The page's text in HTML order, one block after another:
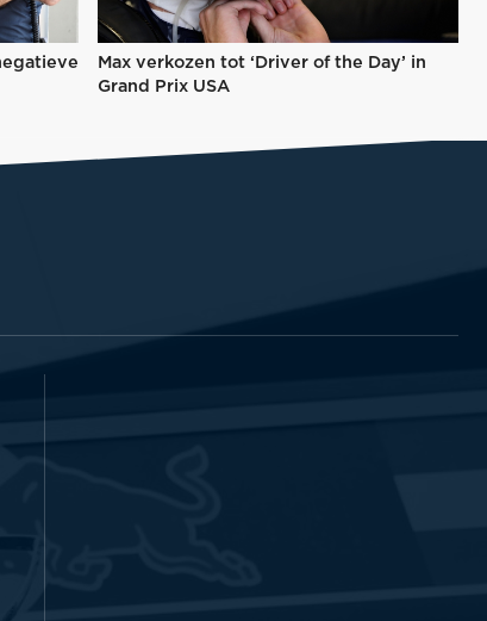
Max verkozen tot ‘Driver of the Day’ in
Grand Prix USA